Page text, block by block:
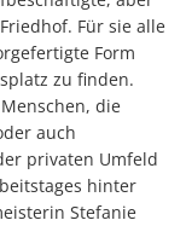
Für sie alle
Form
zu finden.
die
auch
privaten Umfeld
hinter
Stefanie